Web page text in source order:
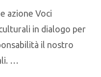
azione Voci
in dialogo per
il nostro
…